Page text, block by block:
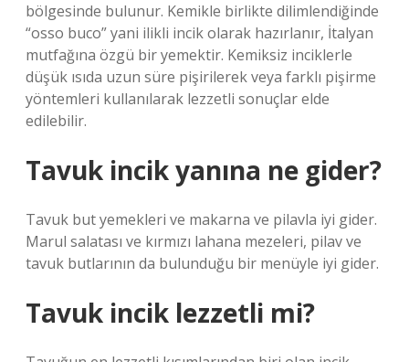
bölgesinde bulunur. Kemikle birlikte dilimlendiğinde
“osso buco” yani ilikli incik olarak hazırlanır, İtalyan
mutfağına özgü bir yemektir. Kemiksiz inciklerle
düşük ısıda uzun süre pişirilerek veya farklı pişirme
yöntemleri kullanılarak lezzetli sonuçlar elde
edilebilir.
Tavuk incik yanına ne gider?
Tavuk but yemekleri ve makarna ve pilavla iyi gider.
Marul salatası ve kırmızı lahana mezeleri, pilav ve
tavuk butlarının da bulunduğu bir menüyle iyi gider.
Tavuk incik lezzetli mi?